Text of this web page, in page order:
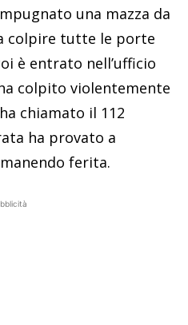
una mazza da
colpire tutte le porte
è entrato nell’ufficio
colpito violentemente
chiamato il 112
ha provato a
ferita.